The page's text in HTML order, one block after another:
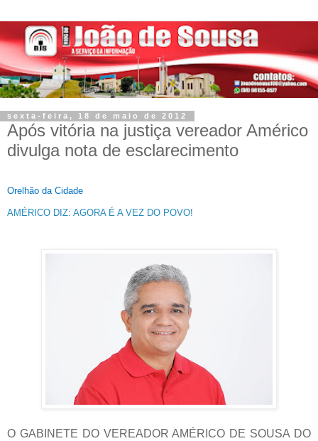
sexta-feira, 18 de maio de 2012
Após vitória na justiça vereador Américo
divulga nota de esclarecimento
Orelhão da Cidade
AMÉRICO DIZ: AGORA É A VEZ DO POVO!
O GABINETE DO VEREADOR AMÉRICO DE SOUSA DO